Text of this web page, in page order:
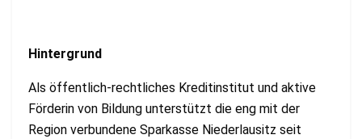
Hintergrund
Als öffentlich-rechtliches Kreditinstitut und aktive
Förderin von Bildung unterstützt die eng mit der
Region verbundene Sparkasse Niederlausitz seit